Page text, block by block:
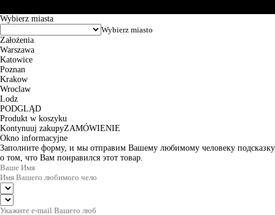
Wybierz miasta
Założenia
Warszawa
Katowice
Poznan
Krakow
Wroclaw
Lodz
PODGLĄD
Produkt w koszyku
Kontynuuj zakupyZAMÓWIENIE
Okno informacyjne
Заполните форму, и мы отправим Вашему любимому человеку подсказку
о том, что Вам понравился этот товар.